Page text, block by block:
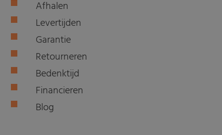
Afhalen
Levertijden
Garantie
Retourneren
Bedenktijd
Financieren
Blog